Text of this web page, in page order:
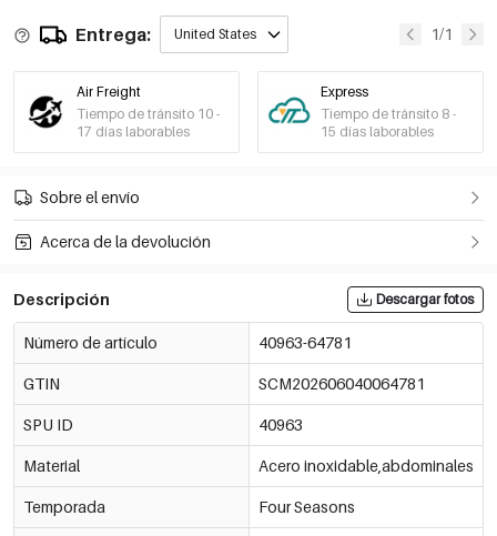
Entrega: United States 1/1
Air Freight
Tiempo de tránsito 10 -
17 días laborables
Express
Tiempo de tránsito 8 -
15 días laborables
Sobre el envío
Acerca de la devolución
Descripción Descargar fotos
Número de artículo 40963-64781
GTIN SCM202606040064781
SPU ID 40963
Material Acero inoxidable,abdominales
Temporada Four Seasons